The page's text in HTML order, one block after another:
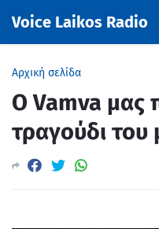
Voice Laikos Radio
Αρχική σελίδα
Ο Vamva μας
τραγούδι του